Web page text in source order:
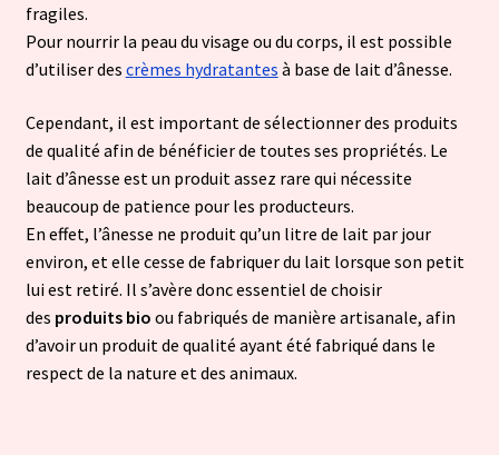
fragiles.
Pour nourrir la peau du visage ou du corps, il est possible
d’utiliser des crèmes hydratantes à base de lait d’ânesse.
Cependant, il est important de sélectionner des produits
de qualité afin de bénéficier de toutes ses propriétés. Le
lait d’ânesse est un produit assez rare qui nécessite
beaucoup de patience pour les producteurs.
En effet, l’ânesse ne produit qu’un litre de lait par jour
environ, et elle cesse de fabriquer du lait lorsque son petit
lui est retiré. Il s’avère donc essentiel de choisir
des produits bio ou fabriqués de manière artisanale, afin
d’avoir un produit de qualité ayant été fabriqué dans le
respect de la nature et des animaux.